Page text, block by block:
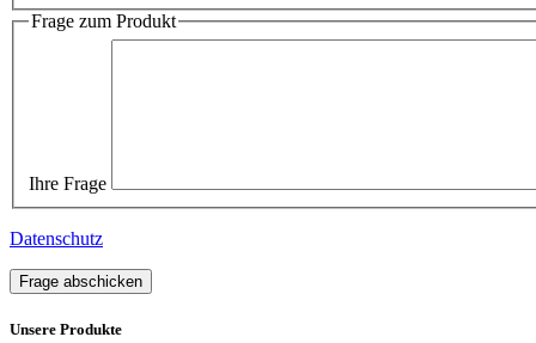
Frage zum Produkt
Ihre Frage
Datenschutz
Frage abschicken
Unsere Produkte